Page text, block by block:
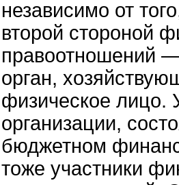
независимо от
второй стороной
правоотношений
орган,
физическое лицо.
организации,
бюджетном
тоже участники